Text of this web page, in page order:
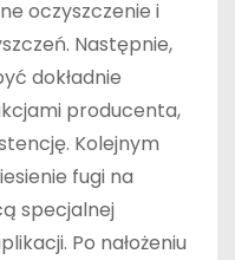
oczyszczenie i
Następnie,
dokładnie
producenta,
Kolejnym
fugi na
specjalnej
Po nałożeniu